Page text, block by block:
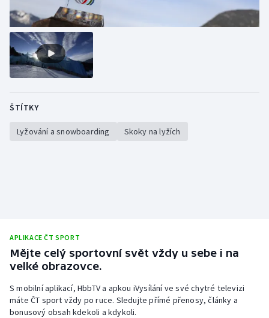
Rychlobruslení
Rychlostní kanoistika
Short track
Sportovní střelba
Stolní tenis
Volejbal
Ostatní
ŠTÍTKY
Lyžování a snowboarding Skoky na lyžích
APLIKACE ČT SPORT
Mějte celý sportovní svět vždy u sebe i na
velké obrazovce.
S mobilní aplikací, HbbTV a apkou iVysílání ve své chytré televizi
máte ČT sport vždy po ruce. Sledujte přímé přenosy, články a
bonusový obsah kdekoli a kdykoli.